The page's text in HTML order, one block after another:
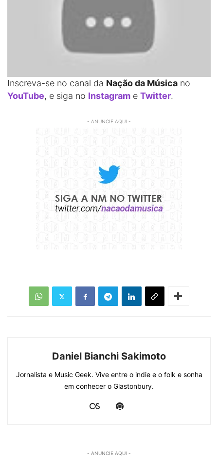
Inscreva-se no canal da Nação da Música no
YouTube, e siga no Instagram e Twitter.
- ANUNCIE AQUI -
Daniel Bianchi Sakimoto
Jornalista e Music Geek. Vive entre o indie e o folk e sonha
em conhecer o Glastonbury.
- ANUNCIE AQUI -